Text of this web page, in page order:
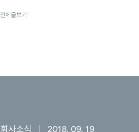
전체글보기
회사소식 2018. 09. 19